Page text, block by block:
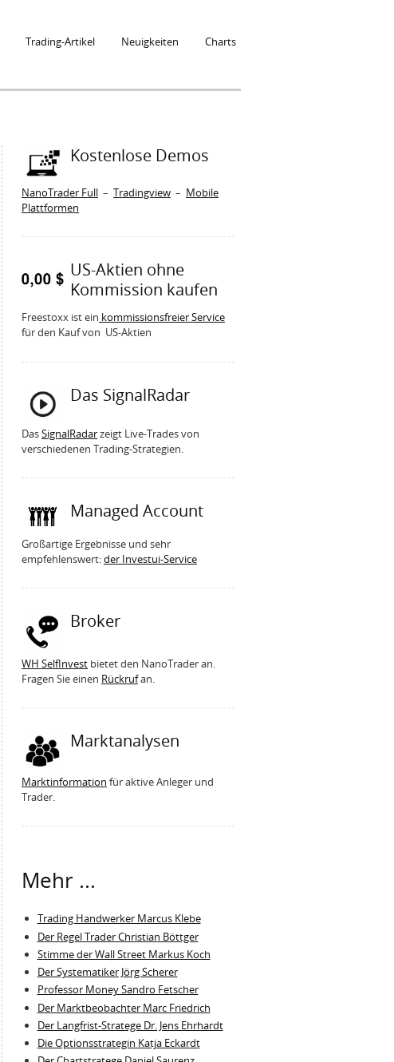
Trading-Artikel Neuigkeiten Charts
Kostenlose Demos
NanoTrader Full – Tradingview – Mobile
Plattformen
US-Aktien ohne
Kommission kaufen
Freestoxx ist ein kommissionsfreier Service
für den Kauf von US-Aktien
Das SignalRadar
DasSignalRadarzeigt Live-Trades von
verschiedenen Trading-Strategien.
Managed Account
Großartige Ergebnisse und sehr
empfehlenswert:der Investui-Service
Broker
WH SelfInvest bietet den NanoTrader an.
Fragen Sie einen Rückrufan.
Marktanalysen
Marktinformation für aktive Anleger und
Trader.
Mehr ...
Trading Handwerker Marcus Klebe
Der Regel Trader Christian Böttger
Stimme der Wall Street Markus Koch
Der Systematiker Jörg Scherer
Professor Money Sandro Fetscher
Der Marktbeobachter Marc Friedrich
Der Langfrist-Stratege Dr. Jens Ehrhardt
Die Optionsstrategin Katja Eckardt